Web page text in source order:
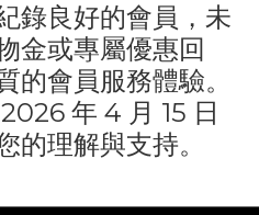
錄良好的會員，未
金或專屬優惠回
的會員服務體驗。
年 4 月 15 日
的理解與支持。